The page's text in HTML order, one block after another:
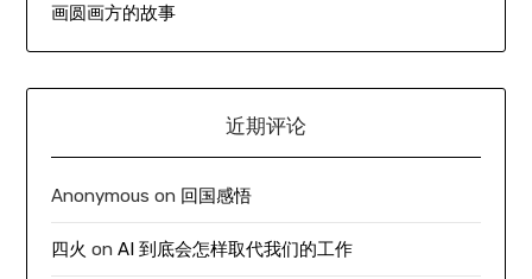
画圆画方的故事
近期评论
Anonymous on 回国感悟
四火 onAI 到底会怎样取代我们的工作